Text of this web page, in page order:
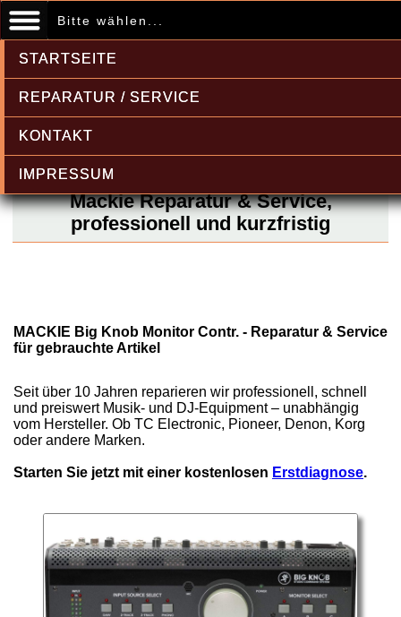
Bitte wählen...
STARTSEITE
REPARATUR / SERVICE
KONTAKT
IMPRESSUM
Mackie Reparatur & Service,
professionell und kurzfristig
MACKIE Big Knob Monitor Contr. - Reparatur & Service
für gebrauchte Artikel
Seit über 10 Jahren reparieren wir professionell, schnell
und preiswert Musik- und DJ-Equipment – unabhängig
vom Hersteller. Ob TC Electronic, Pioneer, Denon, Korg
oder andere Marken.
Starten Sie jetzt mit einer kostenlosen Erstdiagnose.